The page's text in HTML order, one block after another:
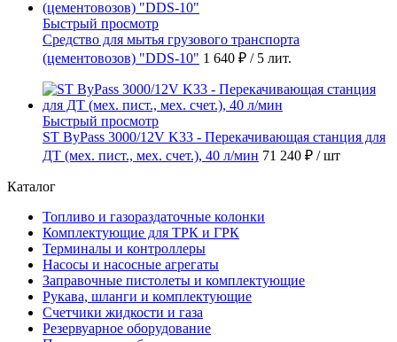
Быстрый просмотр
Средство для мытья грузового транспорта
(цементовозов) "DDS-10" 1 640 ₽ / 5 лит.
Быстрый просмотр
ST ByPass 3000/12V K33 - Перекачивающая станция для
ДТ (мех. пист., мех. счет.), 40 л/мин 71 240 ₽ / шт
Каталог
Топливо и газораздаточные колонки
Комплектующие для ТРК и ГРК
Терминалы и контроллеры
Насосы и насосные агрегаты
Заправочные пистолеты и комплектующие
Рукава, шланги и комплектующие
Счетчики жидкости и газа
Резервуарное оборудование